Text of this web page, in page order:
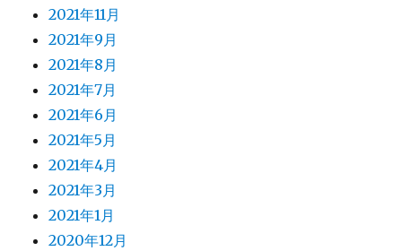
2021年11月
2021年9月
2021年8月
2021年7月
2021年6月
2021年5月
2021年4月
2021年3月
2021年1月
2020年12月